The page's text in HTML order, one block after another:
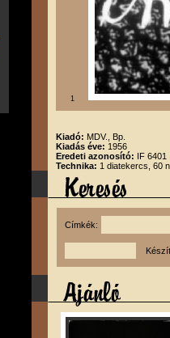
1
Kiadó: MDV., Bp.
Kiadás éve: 1956
Eredeti azonosító: IF 6401
Technika: 1 diatekercs, 60
Címkék: